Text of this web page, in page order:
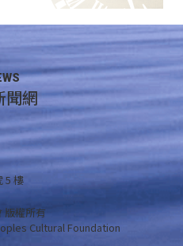
聞網
5 樓
版權所有
Cultural Foundation